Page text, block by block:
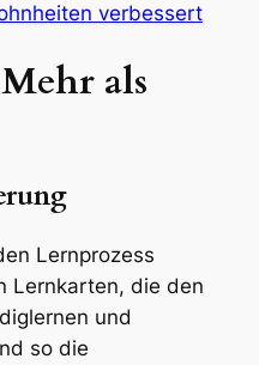
verbessert
als
Lernprozess
Lernkarten, die den
und
so die